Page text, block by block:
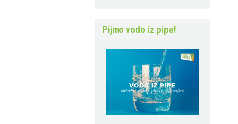
Pijmo vodo iz pipe!